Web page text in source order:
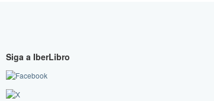
Siga a IberLibro